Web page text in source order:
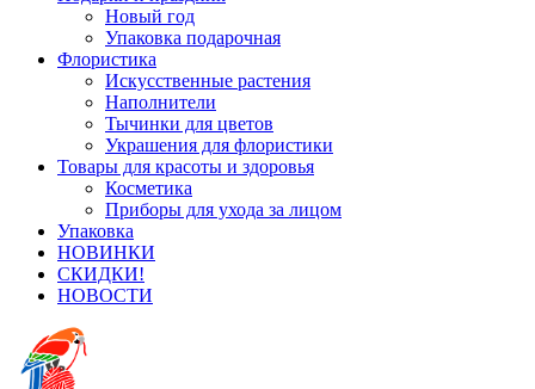
Новый год
Упаковка подарочная
Флористика
Искусственные растения
Наполнители
Тычинки для цветов
Украшения для флористики
Товары для красоты и здоровья
Косметика
Приборы для ухода за лицом
Упаковка
НОВИНКИ
СКИДКИ!
НОВОСТИ